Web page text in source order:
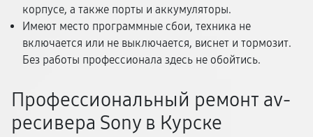
корпусе, а также порты и аккумуляторы.
Имеют место программные сбои, техника не
включается или не выключается, виснет и тормозит.
Без работы профессионала здесь не обойтись.
Профессиональный ремонт av-
ресивера Sony в Курске